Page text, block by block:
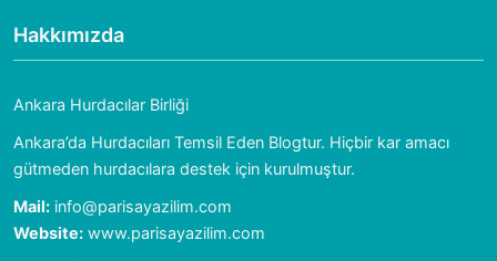
Hakkımızda
Ankara Hurdacılar Birliği
Ankara’da Hurdacıları Temsil Eden Blogtur. Hiçbir kar amacı
gütmeden hurdacılara destek için kurulmuştur.
Mail: info@parisayazilim.com
Website: www.parisayazilim.com